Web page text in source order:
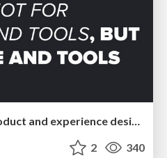
Ethics towards AI in product and experience design
2 340